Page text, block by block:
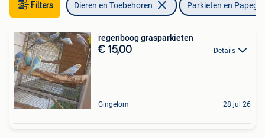
Filters Dieren en Toebehoren Parkieten en
regenboog grasparkieten
€ 15,00 Details
Gingelom 28 jul 26